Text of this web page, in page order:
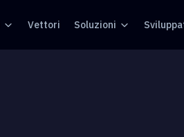
Vettori Soluzioni